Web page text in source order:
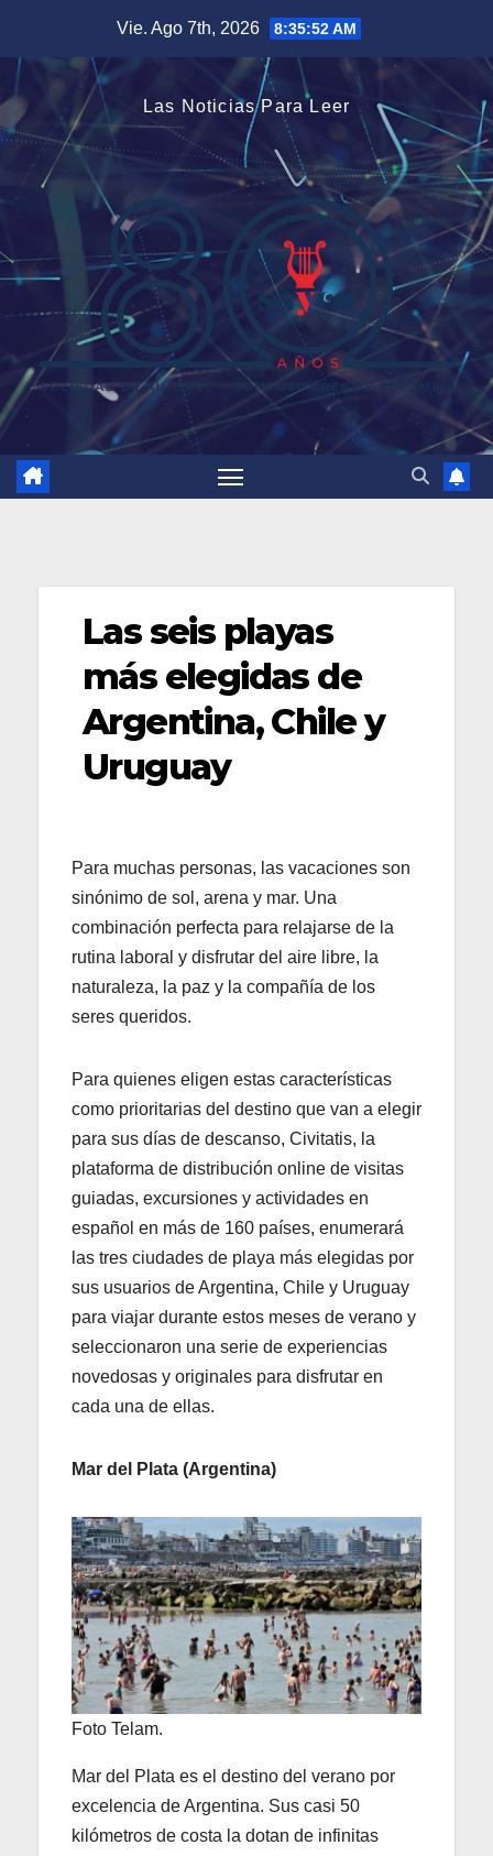
contenido
Vie. Ago 7th, 2026 8:35:53 AM
Las Noticias Para Leer
Las seis playas
más elegidas de
Argentina, Chile y
Uruguay
Para muchas personas, las vacaciones son
sinónimo de sol, arena y mar. Una
combinación perfecta para relajarse de la
rutina laboral y disfrutar del aire libre, la
naturaleza, la paz y la compañía de los
seres queridos.
Para quienes eligen estas características
como prioritarias del destino que van a elegir
para sus días de descanso, Civitatis, la
plataforma de distribución online de visitas
guiadas, excursiones y actividades en
español en más de 160 países, enumerará
las tres ciudades de playa más elegidas por
sus usuarios de Argentina, Chile y Uruguay
para viajar durante estos meses de verano y
seleccionaron una serie de experiencias
novedosas y originales para disfrutar en
cada una de ellas.
Mar del Plata (Argentina)
Foto Telam.
Mar del Plata es el destino del verano por
excelencia de Argentina. Sus casi 50
kilómetros de costa la dotan de infinitas